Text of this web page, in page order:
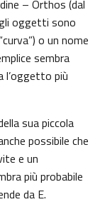
– Orthos (dal
oggetti sono
o un nome
sembra
l’oggetto più
sua piccola
possibile che
e un
più probabile
da E.